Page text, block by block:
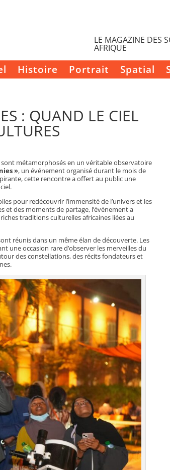
LE MAGAZINE DES
AFRIQUE
Histoire Portrait Spatial
: QUAND LE CIEL
sont métamorphosés en un véritable observatoire
», un événement organisé durant le mois de
cette rencontre a offert au public une
pour redécouvrir l’immensité de l’univers et les
et des moments de partage, l’événement a
traditions culturelles africaines liées au
réunis dans un même élan de découverte. Les
une occasion rare d’observer les merveilles du
des constellations, des récits fondateurs et